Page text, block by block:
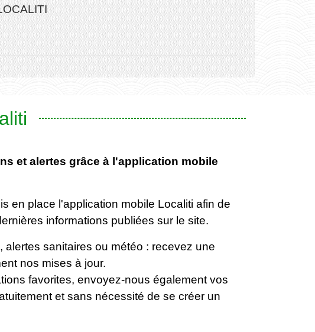
et alertes grâce à l'application mobile
en place l'application mobile Localiti afin de
informations publiées sur le site.
sanitaires ou météo : recevez une
nos mises à jour.
favorites, envoyez-nous également vos
et sans nécessité de se créer un